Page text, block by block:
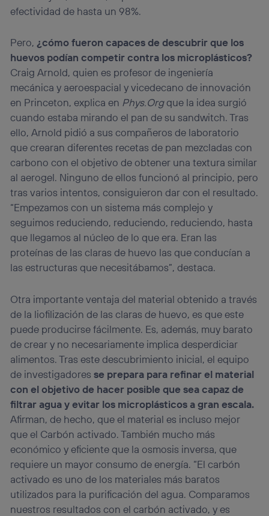
efectividad de hasta un 98%.
Pero,¿cómo fueron capaces de descubrir que los
huevos podían competir contra los microplásticos?
Craig Arnold, quien es profesor de ingeniería
mecánica y aeroespacial y vicedecano de innovación
en Princeton, explica en Phys.Orgque la idea surgió
cuando estaba mirando el pan de su sandwitch. Tras
ello, Arnold pidió a sus compañeros de laboratorio
que crearan diferentes recetas de pan mezcladas con
carbono con el objetivo de obtener una textura similar
al aerogel. Ninguno de ellos funcionó al principio, pero
tras varios intentos, consiguieron dar con el resultado.
“Empezamos con un sistema más complejo y
seguimos reduciendo, reduciendo, reduciendo, hasta
que llegamos al núcleo de lo que era. Eran las
proteínas de las claras de huevo las que conducían a
las estructuras que necesitábamos”, destaca.
Otra importante ventaja del material obtenido a través
de la liofilización de las claras de huevo, es que este
puede producirse fácilmente. Es, además, muy barato
de crear y no necesariamente implica desperdiciar
alimentos. Tras este descubrimiento inicial, el equipo
de investigadoresse prepara para refinar el material
con el objetivo de hacer posible que sea capaz de
filtrar agua y evitar los microplásticos a gran escala.
Afirman, de hecho, que el material es incluso mejor
que el Carbón activado. También mucho más
económico y eficiente que la osmosis inversa, que
requiere un mayor consumo de energía. “El carbón
activado es uno de los materiales más baratos
utilizados para la purificación del agua. Comparamos
nuestros resultados con el carbón activado, y es